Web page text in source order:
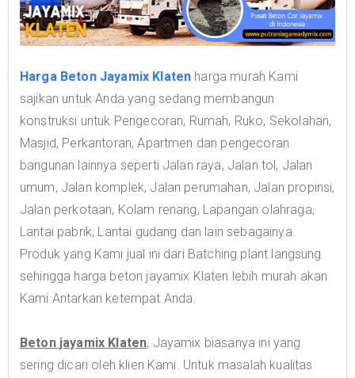
Harga Beton Jayamix Klaten harga murah Kami
sajikan untuk Anda yang sedang membangun
konstruksi untuk Pengecoran, Rumah, Ruko, Sekolahan,
Masjid, Perkantoran, Apartmen dan pengecoran
bangunan lainnya seperti Jalan raya, Jalan tol, Jalan
umum, Jalan komplek, Jalan perumahan, Jalan propinsi,
Jalan perkotaan, Kolam renang, Lapangan olahraga,
Lantai pabrik, Lantai gudang dan lain sebagainya.
Produk yang Kami jual ini dari Batching plant langsung
sehingga harga beton jayamix Klaten lebih murah akan
Kami Antarkan ketempat Anda.
Beton jayamix Klaten, Jayamix biasanya ini yang
sering dicari oleh klien Kami. Untuk masalah kualitas